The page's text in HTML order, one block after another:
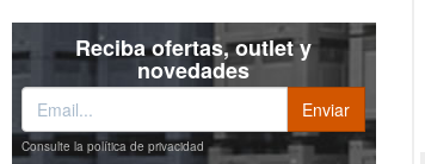
Reciba ofertas, outlet y
novedades
Consulte la política de privacidad